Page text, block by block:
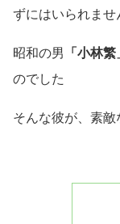
ずにはいられませ
昭和の男 「小林繁
のでした
そんな彼が、素